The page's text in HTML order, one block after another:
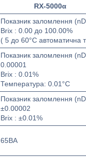
RX-5000α
Показник заломлення
Brix : 0.00 до 100.00%
( 5 до 60°C автоматична
Показник заломлення
0.00001
Brix : 0.01%
Температура: 0.01°C
Показник заломлення
±0.00002
Brix : ±0.01%
65ВА